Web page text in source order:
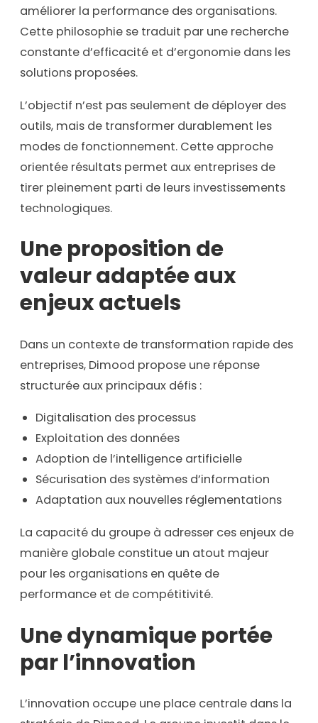
améliorer la performance des organisations.
Cette philosophie se traduit par une recherche
constante d’efficacité et d’ergonomie dans les
solutions proposées.
L’objectif n’est pas seulement de déployer des
outils, mais de transformer durablement les
modes de fonctionnement. Cette approche
orientée résultats permet aux entreprises de
tirer pleinement parti de leurs investissements
technologiques.
Une proposition de
valeur adaptée aux
enjeux actuels
Dans un contexte de transformation rapide des
entreprises, Dimood propose une réponse
structurée aux principaux défis :
Digitalisation des processus
Exploitation des données
Adoption de l’intelligence artificielle
Sécurisation des systèmes d’information
Adaptation aux nouvelles réglementations
La capacité du groupe à adresser ces enjeux de
manière globale constitue un atout majeur
pour les organisations en quête de
performance et de compétitivité.
Une dynamique portée
par l’innovation
L’innovation occupe une place centrale dans la